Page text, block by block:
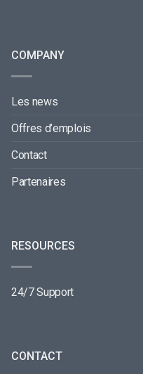
COMPANY
Les news
Offres d’emplois
Contact
Partenaires
RESOURCES
24/7 Support
CONTACT